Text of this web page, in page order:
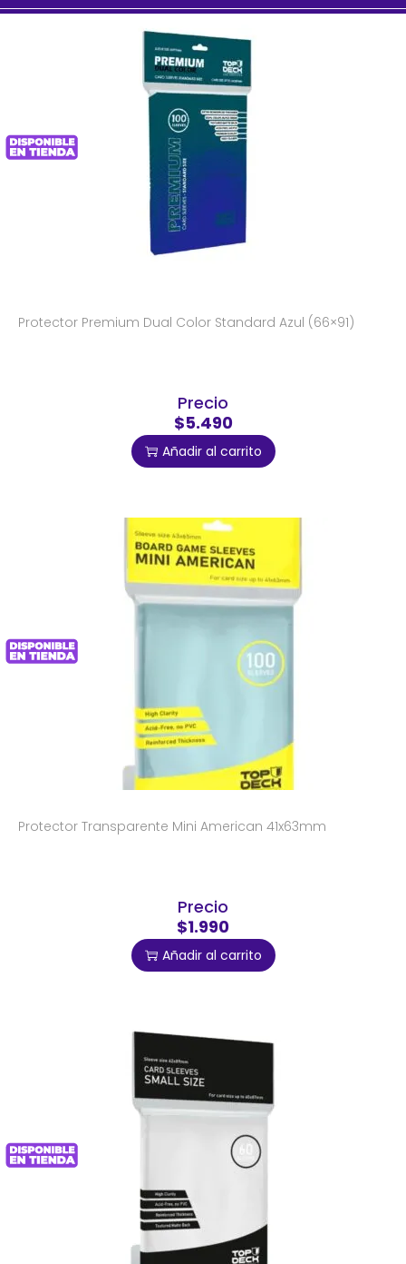
Protector Premium Dual Color Standard Azul (66×91)
Precio
$5.490
Añadir al carrito
Protector Transparente Mini American 41x63mm
Precio
$1.990
Añadir al carrito